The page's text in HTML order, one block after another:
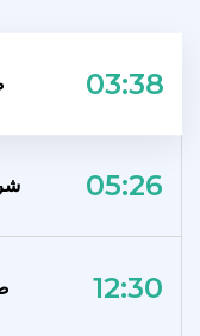
03:38
05:26
12:30